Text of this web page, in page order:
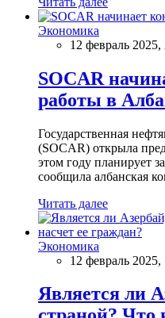
Экономика
12 февраль 2025,
SOCAR
работы в
Государственная
(SOCAR) открыла
этом году планирует
сообщила албанская
Читать далее
Экономика
12 февраль 2025,
Является ли